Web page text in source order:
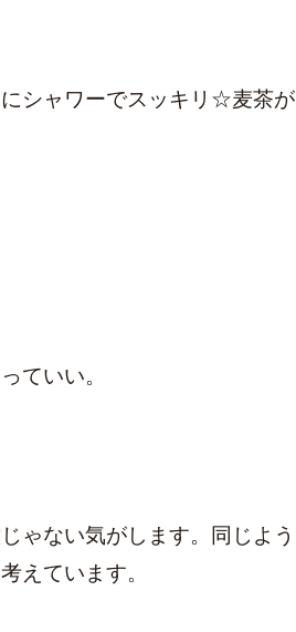
シャワーでスッキリ☆麦茶
ていい。
ゃない気がします。同じよ
えています。